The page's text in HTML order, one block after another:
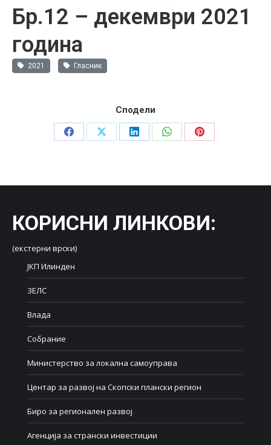
Бр.12 – декември 2021
година
2021 Гласник
Сподели
Share
Share
Share
Share
Share
КОРИСНИ ЛИНКОВИ:
(екстерни врски)
ЈКП Илинден
ЗЕЛС
Влада
Собрание
Министерство за локална самоуправа
Центар за развој на Скопски плански регион
Биро за регионален развој
Агенција за странски инвестиции